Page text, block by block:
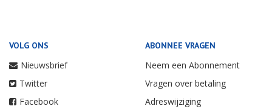
VOLG ONS
Nieuwsbrief
Twitter
Facebook
ABONNEE VRAGEN
Neem een Abonnement
Vragen over betaling
Adreswijziging